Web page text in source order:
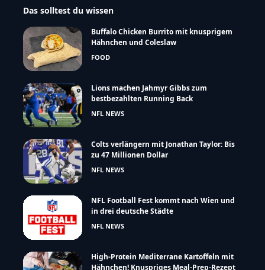
Das solltest du wissen
Buffalo Chicken Burrito mit knusprigem
Hähnchen und Coleslaw
FOOD
Lions machen Jahmyr Gibbs zum
bestbezahlten Running Back
NFL NEWS
Colts verlängern mit Jonathan Taylor: Bis
zu 47 Millionen Dollar
NFL NEWS
NFL Football Fest kommt nach Wien und
in drei deutsche Städte
NFL NEWS
High-Protein Mediterrane Kartoffeln mit
Hähnchen! Knuspriges Meal-Prep-Rezept